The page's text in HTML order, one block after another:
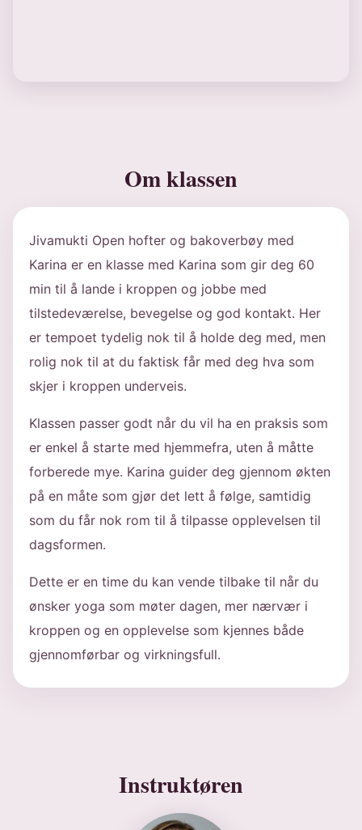
Om klassen
Jivamukti Open hofter og bakoverbøy med
Karina er en klasse med Karina som gir deg 60
min til å lande i kroppen og jobbe med
tilstedeværelse, bevegelse og god kontakt. Her
er tempoet tydelig nok til å holde deg med, men
rolig nok til at du faktisk får med deg hva som
skjer i kroppen underveis.
Klassen passer godt når du vil ha en praksis som
er enkel å starte med hjemmefra, uten å måtte
forberede mye. Karina guider deg gjennom økten
på en måte som gjør det lett å følge, samtidig
som du får nok rom til å tilpasse opplevelsen til
dagsformen.
Dette er en time du kan vende tilbake til når du
ønsker yoga som møter dagen, mer nærvær i
kroppen og en opplevelse som kjennes både
gjennomførbar og virkningsfull.
Instruktøren